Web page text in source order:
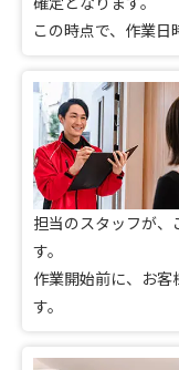
この時点で、作業日
担当のスタッフが、
す。
作業開始前に、お
す。